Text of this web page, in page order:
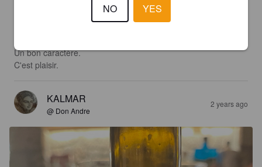
Comme une APA de Naples.
Un bon caractère.
C'est plaisir.
KALMAR
@ Don Andre
2 years ago
NO YES